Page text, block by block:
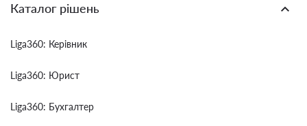
Каталог рішень
Liga360: Керівник
Liga360: Юрист
Liga360: Бухгалтер